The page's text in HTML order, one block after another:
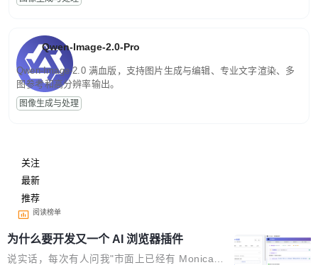
Qwen-Image-2.0-Pro
Qwen-Image-2.0 满血版，支持图片生成与编辑、专业文字渲染、多
图参考和高分辨率输出。
图像生成与处理
关注
最新
推荐
阅读榜单
为什么要开发又一个 AI 浏览器插件
说实话，每次有人问我"市面上已经有 Monica、